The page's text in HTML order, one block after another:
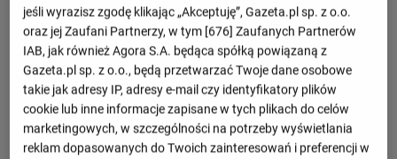
jeśli wyrazisz zgodę klikając „Akceptuję”, Gazeta.pl sp. z o.o.
oraz jej Zaufani Partnerzy, w tym [676] Zaufanych Partnerów
IAB, jak również Agora S.A. będąca spółką powiązaną z
Gazeta.pl sp. z o.o., będą przetwarzać Twoje dane osobowe
takie jak adresy IP, adresy e-mail czy identyfikatory plików
cookie lub inne informacje zapisane w tych plikach do celów
marketingowych, w szczególności na potrzeby wyświetlania
reklam dopasowanych do Twoich zainteresowań i preferencji w